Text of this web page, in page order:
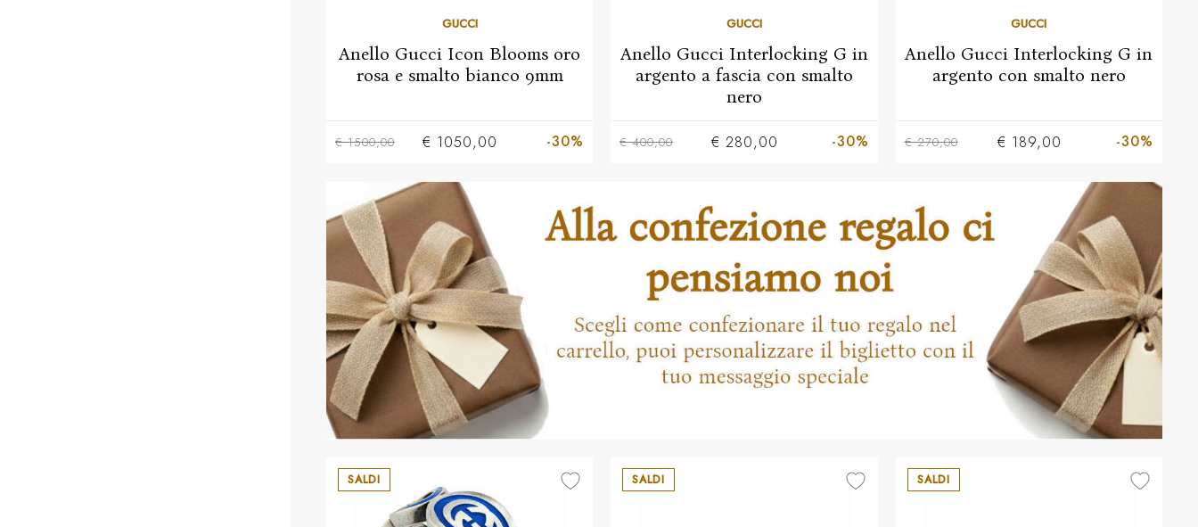
16 18
GUCCI
Anello Gucci Icon Blooms oro
rosa e smalto bianco 9mm
€ 1500,00 € 1050,00 -30%
15 20
GUCCI
Anello Gucci Interlocking G in
argento a fascia con smalto
nero
€ 400,00 € 280,00 -30%
13 17
GUCCI
Anello Gucci Interlocking G in
argento con smalto nero
€ 270,00 € 189,00 -30%
SALDI SALDI SALDI